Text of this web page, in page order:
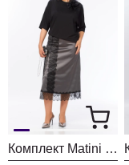
Комплект Matini 1.1817